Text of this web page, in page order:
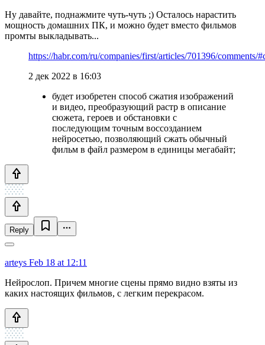
Ну давайте, поднажмите чуть-чуть ;) Осталось нарастить
мощность домашних ПК, и можно будет вместо фильмов
промты выкладывать...
https://habr.com/ru/companies/first/articles/701396/comments/
2 дек 2022 в 16:03
будет изобретен способ сжатия изображений
и видео, преобразующий растр в описание
сюжета, героев и обстановки с
последующим точным воссозданием
нейросетью, позволяющий сжать обычный
фильм в файл размером в единицы мегабайт;
Reply
arteys Feb 18 at 12:11
Нейрослоп. Причем многие сцены прямо видно взяты из
каких настоящих фильмов, с легким перекрасом.